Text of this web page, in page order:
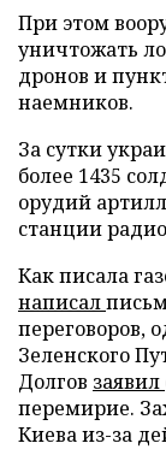
При этом
уничтожать
дронов и
наемников.
За сутки
более 1435
орудий
станции
Как писала
написал
переговоров,
Зеленского
Долгов заявил
перемирие.
Киева из-за